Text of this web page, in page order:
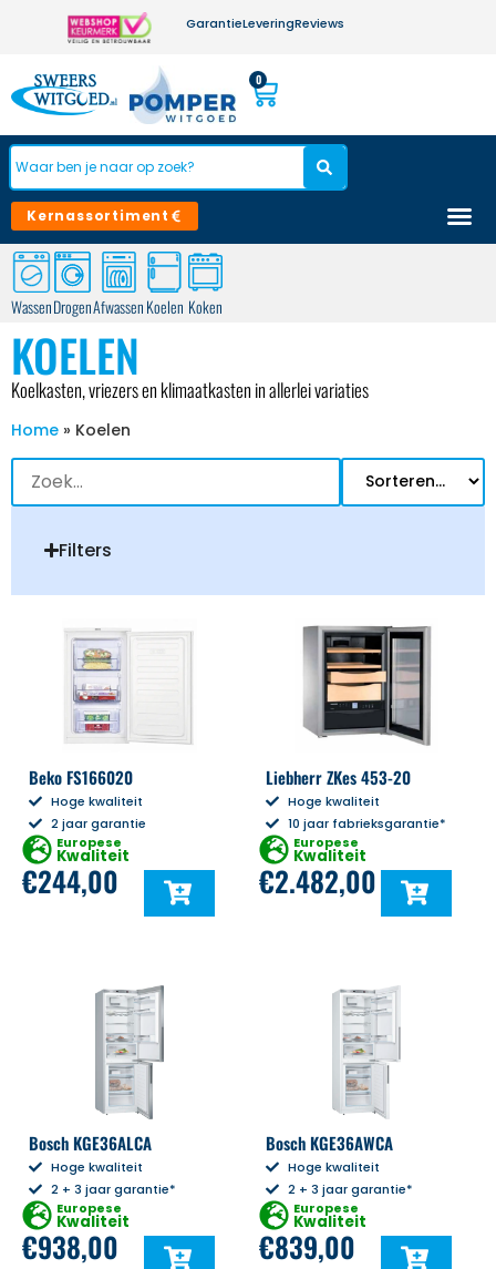
GarantieLeveringReviews
0
Kernassortiment
WassenDrogenAfwassenKoelen Koken
Filters
KOELEN
Koelkasten, vriezers en klimaatkasten in allerlei variaties
Home » Koelen
Beko FS166020
Hoge kwaliteit
2 jaar garantie
Europese
Kwaliteit
€244,00
Liebherr ZKes 453-20
Hoge kwaliteit
10 jaar fabrieksgarantie*
Europese
Kwaliteit
€2.482,00
Bosch KGE36ALCA
Hoge kwaliteit
2 + 3 jaar garantie*
Europese
Kwaliteit
€938,00
Bosch KGE36AWCA
Hoge kwaliteit
2 + 3 jaar garantie*
Europese
Kwaliteit
€839,00